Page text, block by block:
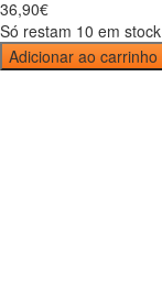
36,90€
Só restam 10 em stock
Adicionar ao carrinho